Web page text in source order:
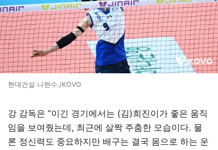
현대건설 나현수./KOVO
강 감독은 “이긴 경기에서는 (김)희진이가 좋은 움직
임을 보여줬는데, 최근에 살짝 주춤한 모습이다. 물
론 정신력도 중요하지만 배구는 결국 몸으로 하는 운